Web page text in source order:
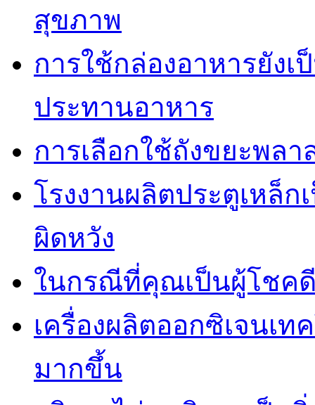
สุขภาพ
การใช้กล่องอาหารยังเ
ประทานอาหาร
การเลือกใช้ถังขยะพล
โรงงานผลิตประตูเหล็
ผิดหวัง
ในกรณีที่คุณเป็นผู้โชคดี
เครื่องผลิตออกซิเจนเ
มากขึ้น